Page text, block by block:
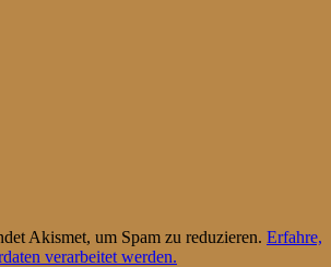
Akismet, um Spam zu reduzieren. Erfahre,
verarbeitet werden.